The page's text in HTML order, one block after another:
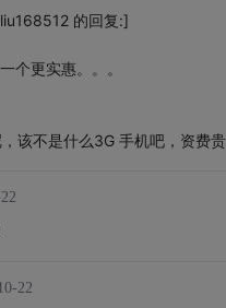
的回复:]
个更实惠。。。
该不是什么3G 手机吧，资费
22